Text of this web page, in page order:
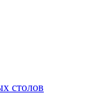
столов